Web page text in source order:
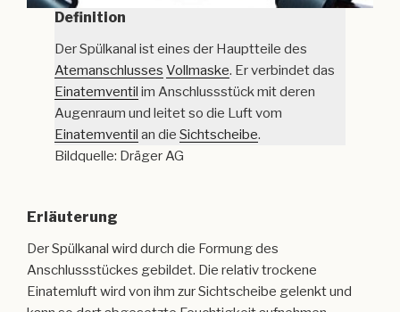
Definition
Der Spülkanal ist eines der Hauptteile des
Atemanschlusses Vollmaske. Er verbindet das
Einatemventil im Anschlussstück mit deren
Augenraum und leitet so die Luft vom
Einatemventil an dieSichtscheibe.
Bildquelle: Dräger AG
Erläuterung
Der Spülkanal wird durch die Formung des
Anschlussstückes gebildet. Die relativ trockene
Einatemluft wird von ihm zur Sichtscheibe gelenkt und